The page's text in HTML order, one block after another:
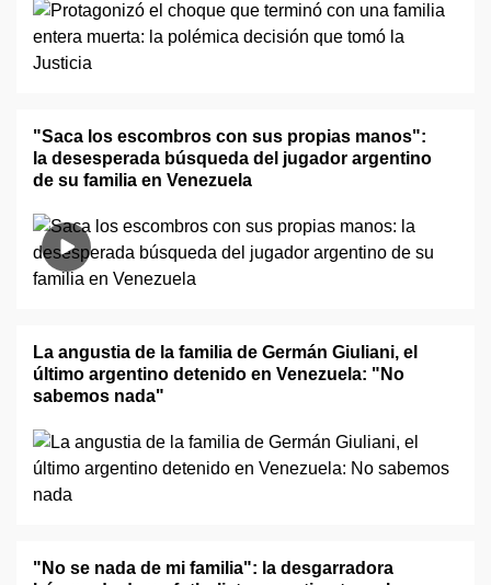
"Saca los escombros con sus propias manos":
la desesperada búsqueda del jugador argentino
de su familia en Venezuela
La angustia de la familia de Germán Giuliani, el
último argentino detenido en Venezuela: "No
sabemos nada"
"No se nada de mi familia": la desgarradora